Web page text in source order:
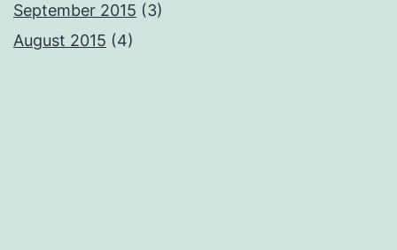
September 2015 (3)
August 2015 (4)